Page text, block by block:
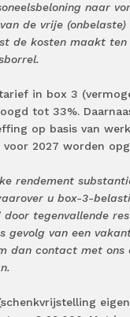
naar
de vrije
de kosten maakt ten
in box 3
tot 33%.
op basis van
2027 worden
rendement
u box-3-
door tegenvallende
gevolg van een
dan contact met ons